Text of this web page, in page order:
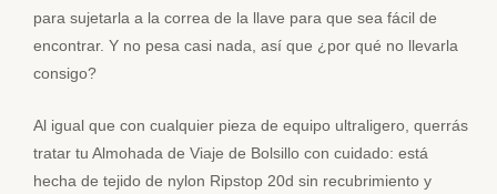
para sujetarla a la correa de la llave para que sea fácil de
encontrar. Y no pesa casi nada, así que ¿por qué no llevarla
consigo?
Al igual que con cualquier pieza de equipo ultraligero, querrás
tratar tu Almohada de Viaje de Bolsillo con cuidado: está
hecha de tejido de nylon Ripstop 20d sin recubrimiento y